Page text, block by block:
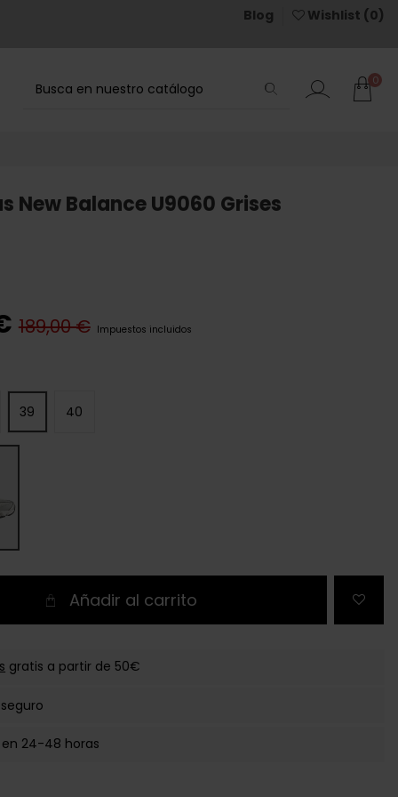
Blog Wishlist (0)
0
New Balance U9060 Grises
189,00 € Impuestos incluidos
39 40
Añadir al carrito
gratis a partir de 50€
en 24-48 horas